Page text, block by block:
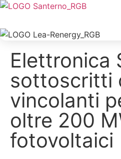
Elettronica
sottoscritti
vincolanti
oltre 200
fotovoltaici